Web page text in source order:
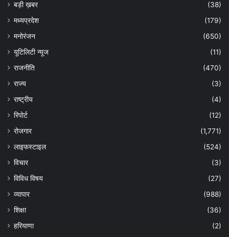
बड़ी ख़बर
(38)
मध्यप्रदेश
(179)
मनोरंजन
(650)
यूटिलिटी न्यूज
(11)
राजनीति
(470)
राज्य
(3)
राष्ट्रीय
(4)
रिपोर्ट
(12)
रोजगार
(1,771)
लाइफस्टाइल
(524)
विचार
(3)
विविध विषय
(27)
व्यापार
(988)
शिक्षा
(36)
हरियाणा
(2)